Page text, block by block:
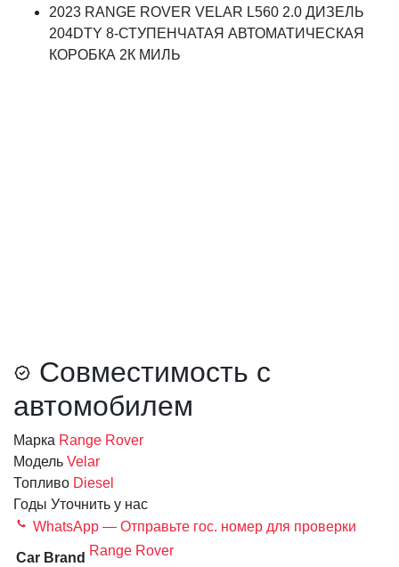
2023 RANGE ROVER VELAR L560 2.0 ДИЗЕЛЬ
204DTY 8-СТУПЕНЧАТАЯ АВТОМАТИЧЕСКАЯ
КОРОБКА 2К МИЛЬ
Совместимость с
автомобилем
Марка Range Rover
Модель Velar
Топливо Diesel
Годы Уточнить у нас
WhatsApp — Отправьте гос. номер для проверки
Car Brand Range Rover